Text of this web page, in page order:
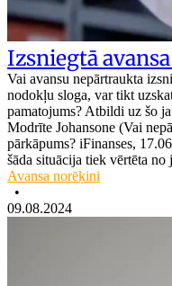
Izsniegtā
Vai avansu nepārtraukta
nodokļu sloga, var tikt
pamatojums? Atbildi uz šo
Modrīte Johansone (Vai
pārkāpums? iFinanses,
šāda situācija tiek vērtēta no
Avansa norēķini
•
09.08.2024